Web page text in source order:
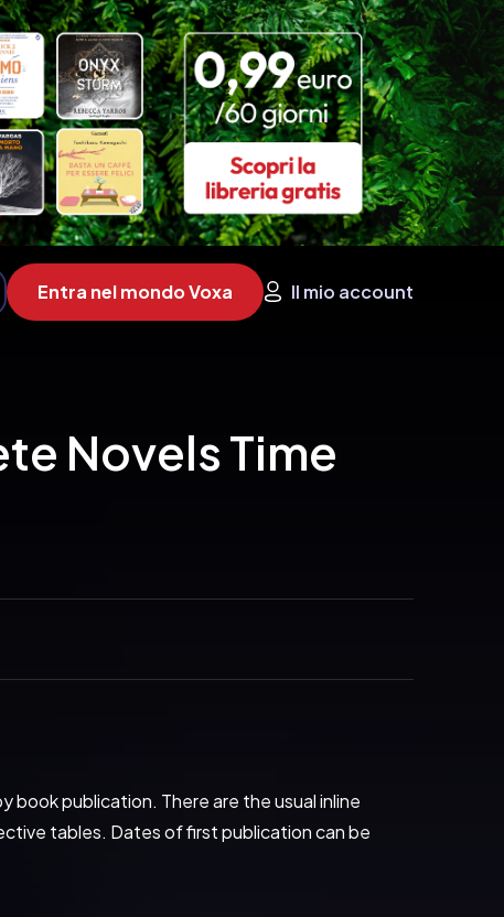
Entra nel mondo Voxa Il mio account
Novels Time
book publication. There are the usual inline
tables. Dates of first publication can be